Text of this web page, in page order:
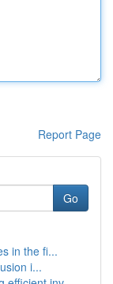
Report Page
Go
in the fi...
i...